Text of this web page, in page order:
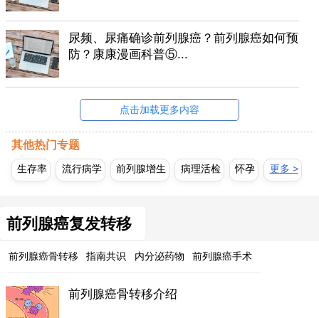
尿频、尿痛确诊前列腺癌？前列腺癌如何预
防？康康漫画科普⑤...
点击加载更多内容
其他热门专题
生存率 流行病学 前列腺增生 病理活检 怀孕 更多 >
前列腺癌复发转移
前列腺癌骨转移 指南共识 内分泌药物 前列腺癌手术
前列腺癌骨转移介绍